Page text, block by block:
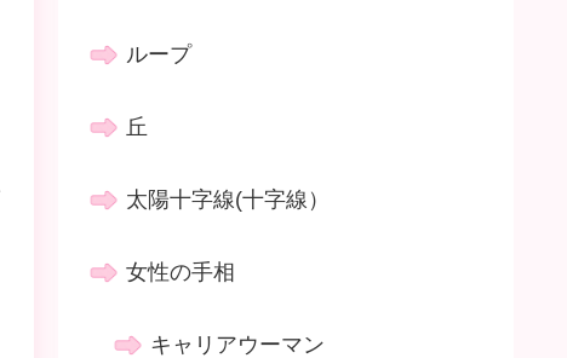
ループ
丘
太陽十字線(十字線）
女性の手相
キャリアウーマン